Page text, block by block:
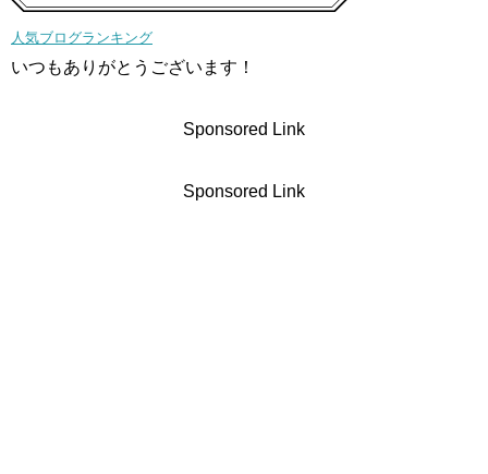
人気ブログランキング
いつもありがとうございます！
Sponsored Link
Sponsored Link